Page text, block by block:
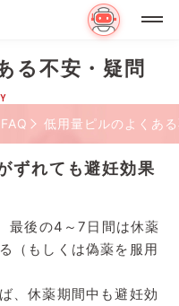
る不安・疑問
FAQ 低用量ピルのよくあ
ずれても避妊効果
最後の4～7日間は休薬
（もしくは偽薬を服用
、休薬期間中も避妊効